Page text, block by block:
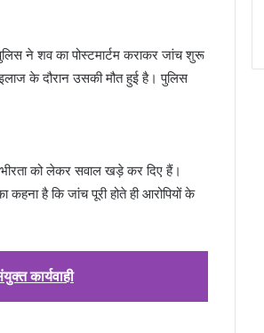
ने शव का पोस्टमार्टम कराकर जांच शुरू
के दौरान उसकी मौत हुई है। पुलिस
को लेकर सवाल खड़े कर दिए हैं।
कहना है कि जांच पूरी होते ही आरोपियों के
कार्यवाही